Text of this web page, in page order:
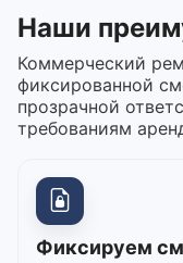
Наши
Коммерческий
фиксированной
прозрачной
требованиям
Фиксируем